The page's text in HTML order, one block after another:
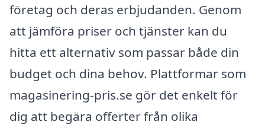
företag och deras erbjudanden. Genom
att jämföra priser och tjänster kan du
hitta ett alternativ som passar både din
budget och dina behov. Plattformar som
magasinering-pris.se gör det enkelt för
dig att begära offerter från olika